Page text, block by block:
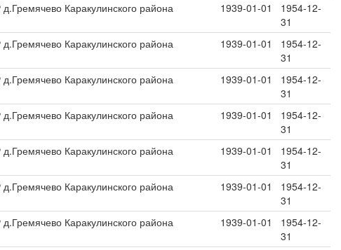
Каракулинского района
1939-01-01
1954-12-
31
Каракулинского района
1939-01-01
1954-12-
31
Каракулинского района
1939-01-01
1954-12-
31
Каракулинского района
1939-01-01
1954-12-
31
Каракулинского района
1939-01-01
1954-12-
31
Каракулинского района
1939-01-01
1954-12-
31
Каракулинского района
1939-01-01
1954-12-
31